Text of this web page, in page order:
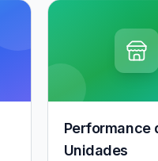
Performance
Unidades